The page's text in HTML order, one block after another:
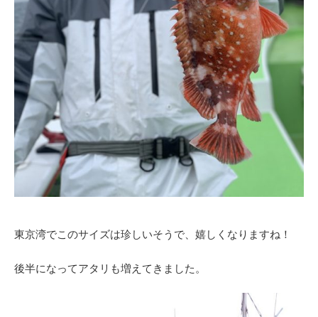
東京湾でこのサイズは珍しいそうで、嬉しくなりますね！
後半になってアタリも増えてきました。